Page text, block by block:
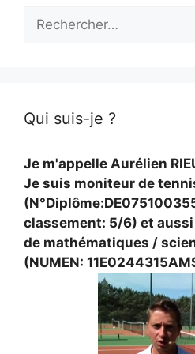
Qui suis-je ?
Je m'appelle Aurélien
Je suis moniteur de
classement: 5/6) et
de mathématiques /
(NUMEN: